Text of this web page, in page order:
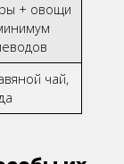
+ овощи
чай,